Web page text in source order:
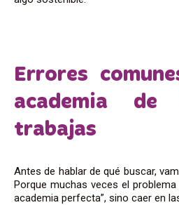
Errores
academia
trabajas
Antes de hablar de qué buscar,
Porque muchas veces el
academia perfecta”, sino caer en